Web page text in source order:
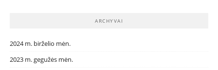
ARCHYVAI
2024 m. birželio mėn.
2023 m. gegužės mėn.